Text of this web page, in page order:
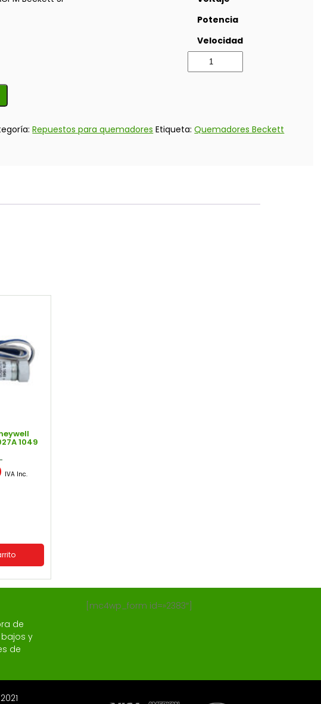
Potencia
Velocidad
Repuestos para quemadores Etiqueta:Quemadores Beckett
1049
IVA Inc.
de
y
de
[mc4wp_form id=»2383″]